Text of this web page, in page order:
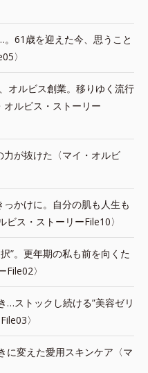
61歳を迎えた今、思うこと
〉
オルビス創業。移りゆく流行
オルビス・ストーリー
力が抜けた〈マイ・オルビ
っかけに。自分の肌も人生も
ス・ストーリーFile10〉
”。更年期の私も前を向くた
〉
…ストックし続ける”美容ゼリ
〉
に変えた愛用スキンケア〈マ